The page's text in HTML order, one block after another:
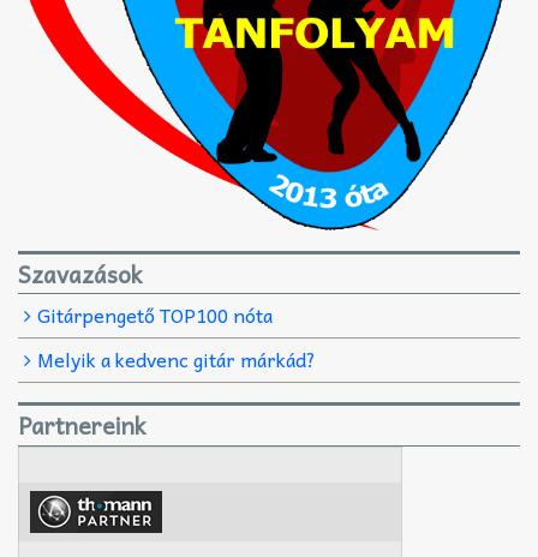
Szavazások
Gitárpengető TOP100 nóta
Melyik a kedvenc gitár márkád?
Partnereink